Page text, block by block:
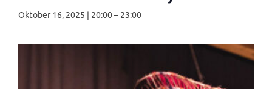
Oktober 16, 2025 | 20:00– 23:00